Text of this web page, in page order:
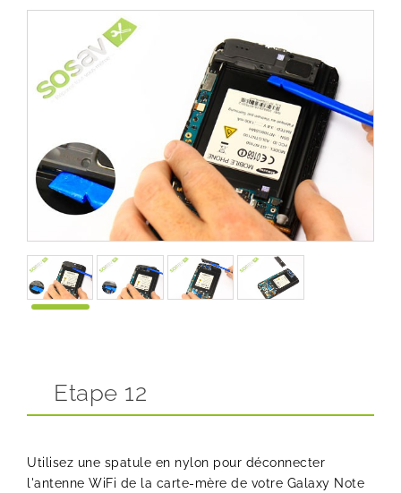
Etape 12
Utilisez une spatule en nylon pour déconnecter
l'antenne WiFi de la carte-mère de votre Galaxy Note